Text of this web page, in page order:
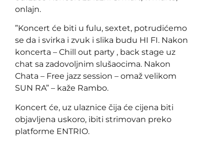
onlajn.
”Koncert će biti u fulu, sextet, potrudićemo
se da i svirka i zvuk i slika budu HI FI. Nakon
koncerta – Chill out party , back stage uz
chat sa zadovoljnim slušaocima. Nakon
Chata – Free jazz session – omaž velikom
SUN RA” – kaže Rambo.
Koncert će, uz ulaznice čija će cijena biti
objavljena uskoro, ibiti strimovan preko
platforme ENTRIO.